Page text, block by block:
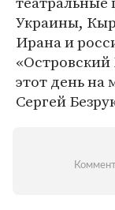
Украины,
Ирана и
«Островский
этот день на
Сергей